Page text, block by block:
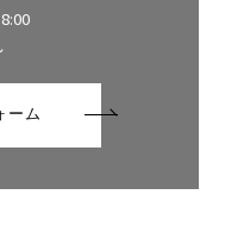
ーム